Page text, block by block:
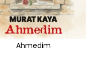
Ahmedim